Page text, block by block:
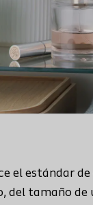
el estándar
del tamaño de